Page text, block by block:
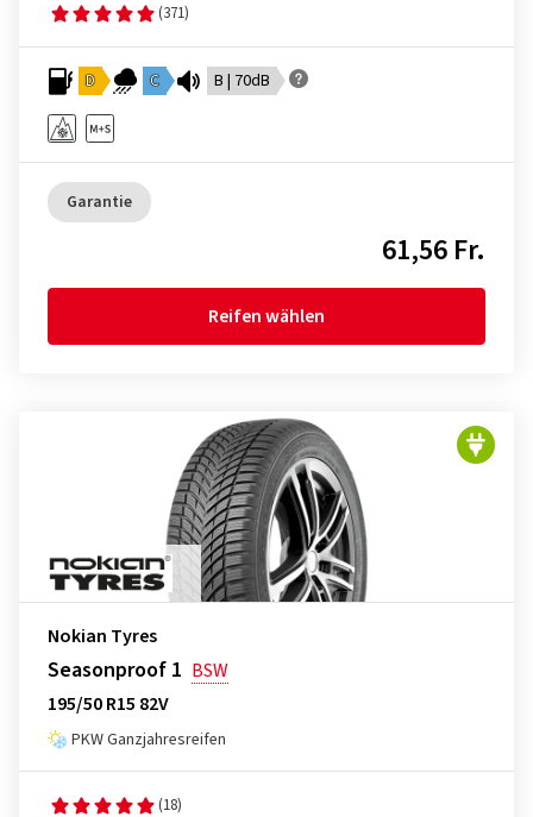
(371)
D C B | 70dB
Garantie
61,56 Fr.
Reifen wählen
Nokian Tyres
Seasonproof 1 BSW
195/50 R15 82V
PKW Ganzjahresreifen
(18)